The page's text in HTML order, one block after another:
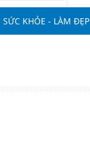
thị trường?
Mão kinh
bất động
SỨC KHỎE - LÀM ĐẸP